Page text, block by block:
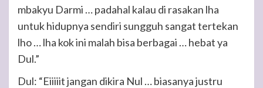
mbakyu Darmi … padahal kalau di rasakan lha
untuk hidupnya sendiri sungguh sangat tertekan
lho … lha kok ini malah bisa berbagai … hebat ya
Dul.”
Dul: “Eiiiiit jangan dikira Nul … biasanya justru